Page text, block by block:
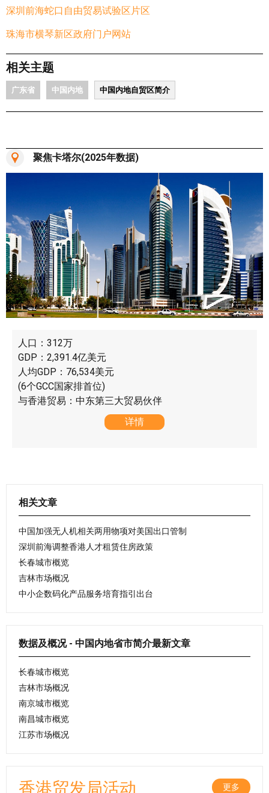
深圳前海蛇口自由贸易试验区片区
珠海市横琴新区政府门户网站
相关主题
广东省 中国内地 中国内地自贸区简介
聚焦卡塔尔(2025年数据)
人口：312万
GDP：2,391.4亿美元
人均GDP：76,534美元
(6个GCC国家排首位)
与香港贸易：中东第三大贸易伙伴
详情
相关文章
中国加强无人机相关两用物项对美国出口管制
深圳前海调整香港人才租赁住房政策
长春城市概览
吉林市场概况
中小企数码化产品服务培育指引出台
数据及概况 - 中国内地省市简介最新文章
长春城市概览
吉林市场概况
南京城市概览
南昌城市概览
江苏市场概况
香港贸发局活动 更多